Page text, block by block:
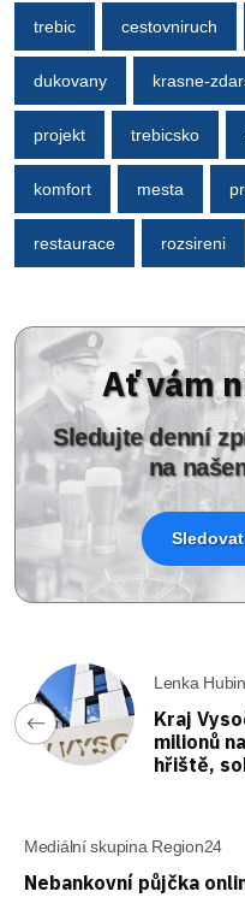
trebic cestovniruch
dukovany krasne-
projekt trebicsko
komfort mesta
restaurace rozsireni
Ať vám
Sledujte denní
na
Lenka
Kraj
milionů
hřiště,
Mediální skupina Region24
Nebankovní půjčka